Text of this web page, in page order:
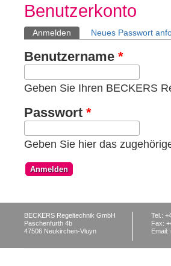
Benutzerkonto
Haupt-Reiter
Anmelden (aktiver Reiter)
Neues Passwort
Benutzername *
Geben Sie Ihren BECKERS
Passwort *
Geben Sie hier das
BECKERS Regeltechnik GmbH
Paschenfurth 4b
47506 Neukirchen-Vluyn
Tel.:
Fax:
Email: